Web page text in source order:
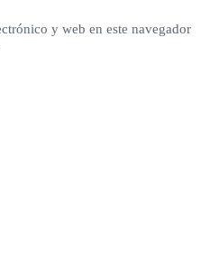
y web en este navegador